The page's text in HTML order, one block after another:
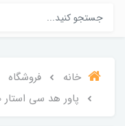
خانه فروشگاه
پاور هد سی استار HX-1380